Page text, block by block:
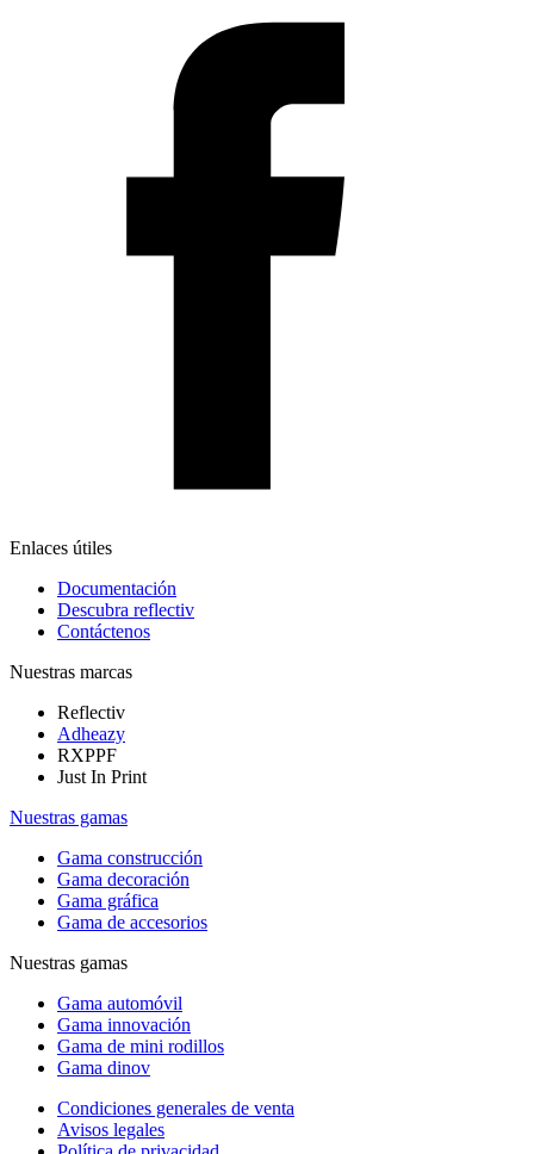
Enlaces útiles
Documentación
Descubra reflectiv
Contáctenos
Nuestras marcas
Reflectiv
Adheazy
RXPPF
Just In Print
Nuestras gamas
Gama construcción
Gama decoración
Gama gráfica
Gama de accesorios
Nuestras gamas
Gama automóvil
Gama innovación
Gama de mini rodillos
Gama dinov
Condiciones generales de venta
Avisos legales